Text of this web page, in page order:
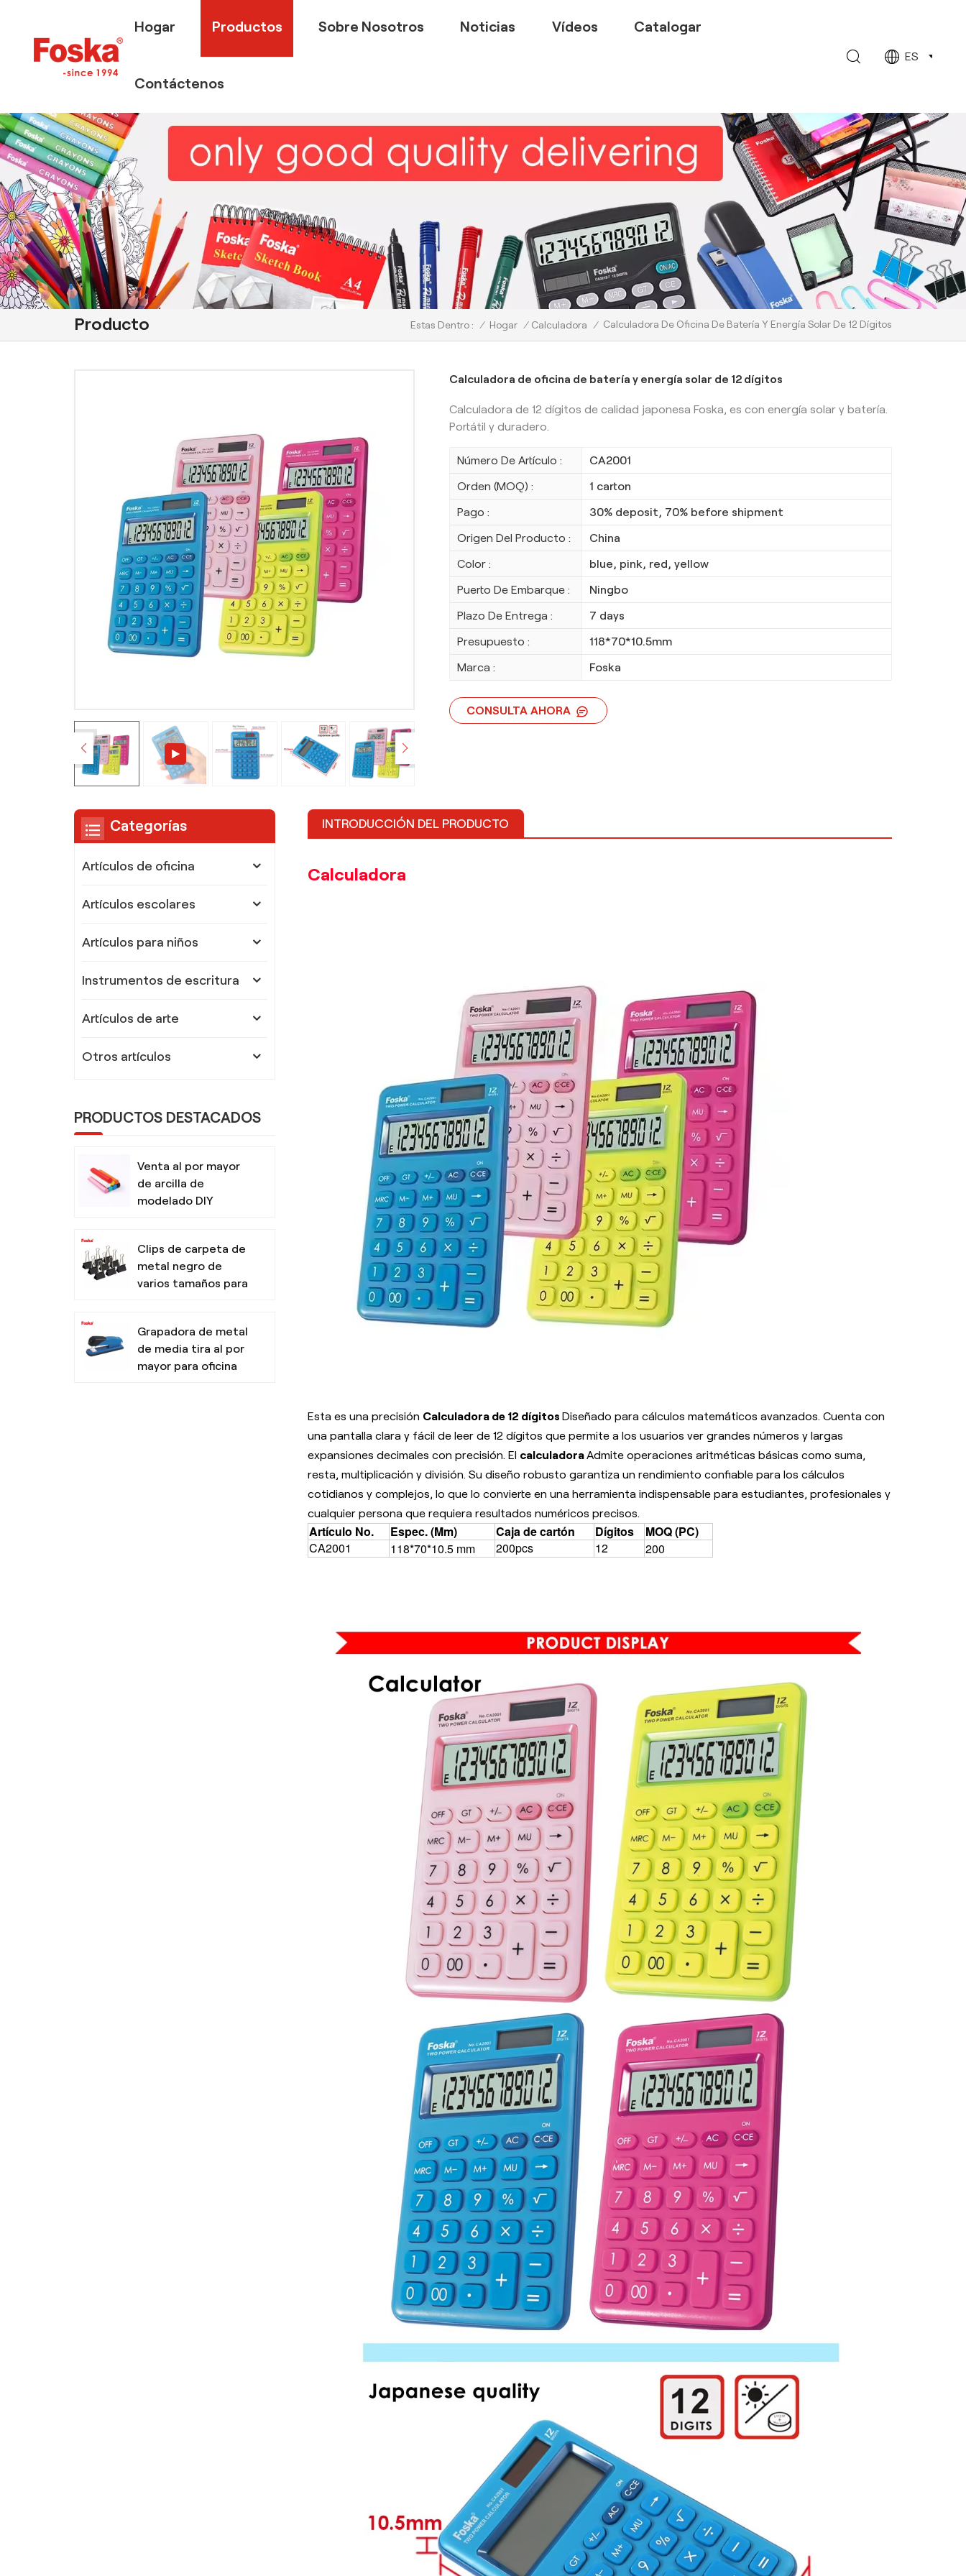
Hogar Productos Sobre Nosotros Noticias Vídeos Catalogar
Contáctenos
ES
Producto Estas Dentro : / Hogar / Calculadora / Calculadora De Oficina De Batería Y Energía Solar De 12 Dígitos
Calculadora de oficina de batería y energía solar de 12 dígitos
Calculadora de 12 dígitos de calidad japonesa Foska, es con energía solar y batería.
Portátil y duradero.
Número De Artículo : CA2001
Orden (MOQ) : 1 carton
Pago : 30% deposit, 70% before shipment
Origen Del Producto : China
Color : blue, pink, red, yellow
Puerto De Embarque : Ningbo
Plazo De Entrega : 7 days
Presupuesto : 118*70*10.5mm
Marca : Foska
CONSULTA AHORA
INTRODUCCIÓN DEL PRODUCTO
Calculadora
Esta es una precisión Calculadora de 12 dígitos Diseñado para cálculos matemáticos avanzados. Cuenta con
una pantalla clara y fácil de leer de 12 dígitos que permite a los usuarios ver grandes números y largas
expansiones decimales con precisión. El calculadoraAdmite operaciones aritméticas básicas como suma,
resta, multiplicación y división. Su diseño robusto garantiza un rendimiento confiable para los cálculos
cotidianos y complejos, lo que lo convierte en una herramienta indispensable para estudiantes, profesionales y
cualquier persona que requiera resultados numéricos precisos.
Artículo No. Espec. (Mm) Caja de cartón Dígitos
MOQ (PC)
CA2001
118*70*10.5 mm 200pcs 12 200
Categorías
Artículos de oficina
Artículos escolares
Artículos para niños
Instrumentos de escritura
Artículos de arte
Otros artículos
PRODUCTOS DESTACADOS
Venta al por mayor
de arcilla de
modelado DIY
herramientas
Clips de carpeta de
metal negro de
varios tamaños para
Grapadora de metal
de media tira al por
mayor para oficina